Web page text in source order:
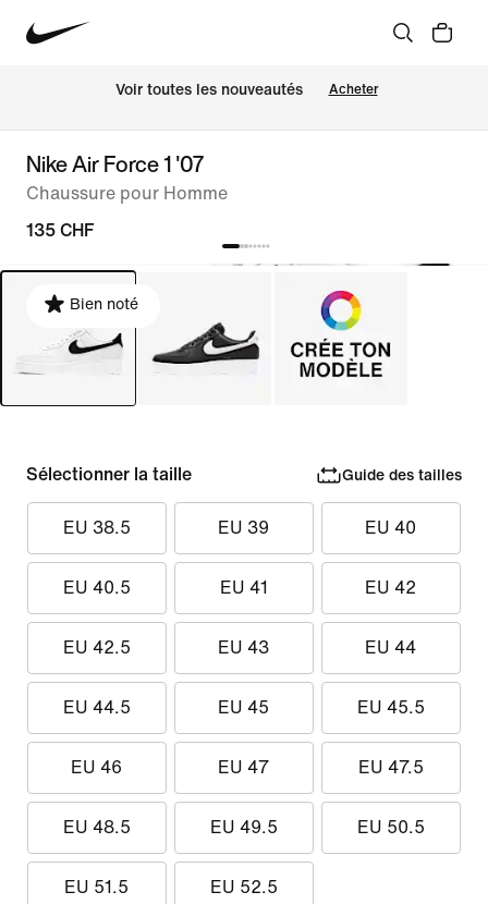
Voir toutes les nouveautés Acheter
Nike Air Force 1 '07
Chaussure pour Homme
135 CHF
Bien noté
Sélectionner la taille Guide des tailles
EU 38.5 EU 39 EU 40
EU 40.5 EU 41 EU 42
EU 42.5 EU 43 EU 44
EU 44.5 EU 45 EU 45.5
EU 46 EU 47 EU 47.5
EU 48.5 EU 49.5 EU 50.5
EU 51.5 EU 52.5